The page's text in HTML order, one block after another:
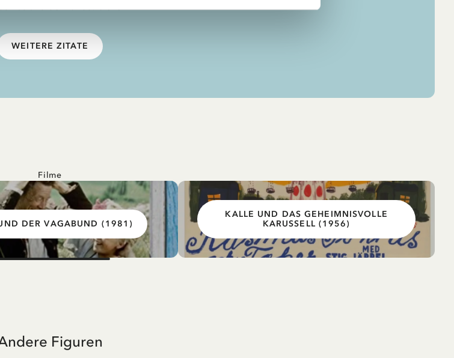
WEITERE ZITATE
Filme
DER VAGABUND (1981)
KALLE UND DAS GEHEIMNISVOLLE
KARUSSELL (1956)
Figuren